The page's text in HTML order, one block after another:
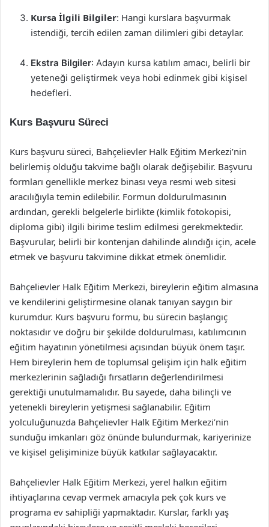
Kursa İlgili Bilgiler: Hangi kurslara başvurmak
istendiği, tercih edilen zaman dilimleri gibi detaylar.
Ekstra Bilgiler: Adayın kursa katılım amacı, belirli bir
yeteneği geliştirmek veya hobi edinmek gibi kişisel
hedefleri.
Kurs Başvuru Süreci
Kurs başvuru süreci, Bahçelievler Halk Eğitim Merkezi’nin
belirlemiş olduğu takvime bağlı olarak değişebilir. Başvuru
formları genellikle merkez binası veya resmi web sitesi
aracılığıyla temin edilebilir. Formun doldurulmasının
ardından, gerekli belgelerle birlikte (kimlik fotokopisi,
diploma gibi) ilgili birime teslim edilmesi gerekmektedir.
Başvurular, belirli bir kontenjan dahilinde alındığı için, acele
etmek ve başvuru takvimine dikkat etmek önemlidir.
Bahçelievler Halk Eğitim Merkezi, bireylerin eğitim almasına
ve kendilerini geliştirmesine olanak tanıyan saygın bir
kurumdur. Kurs başvuru formu, bu sürecin başlangıç
noktasıdır ve doğru bir şekilde doldurulması, katılımcının
eğitim hayatının yönetilmesi açısından büyük önem taşır.
Hem bireylerin hem de toplumsal gelişim için halk eğitim
merkezlerinin sağladığı fırsatların değerlendirilmesi
gerektiği unutulmamalıdır. Bu sayede, daha bilinçli ve
yetenekli bireylerin yetişmesi sağlanabilir. Eğitim
yolculuğunuzda Bahçelievler Halk Eğitim Merkezi’nin
sunduğu imkanları göz önünde bulundurmak, kariyerinize
ve kişisel gelişiminize büyük katkılar sağlayacaktır.
Bahçelievler Halk Eğitim Merkezi, yerel halkın eğitim
ihtiyaçlarına cevap vermek amacıyla pek çok kurs ve
programa ev sahipliği yapmaktadır. Kurslar, farklı yaş